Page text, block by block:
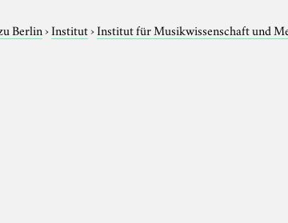
Berlin›Institut›Institut für Musikwissenschaft und